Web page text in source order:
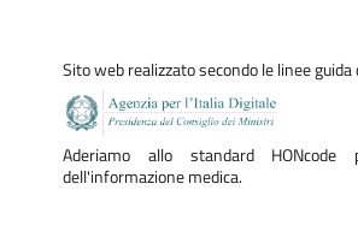
Sito web realizzato secondo le linee guida
Aderiamo allo standard HONcode
dell'informazione medica.